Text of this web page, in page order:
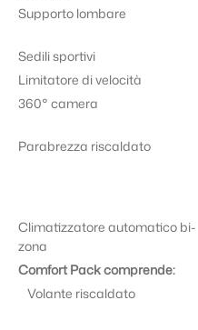
Supporto lombare
Sedili sportivi
Limitatore di velocità
360° camera
Parabrezza riscaldato
Climatizzatore automatico bi-
zona
Comfort Pack comprende:
Volante riscaldato